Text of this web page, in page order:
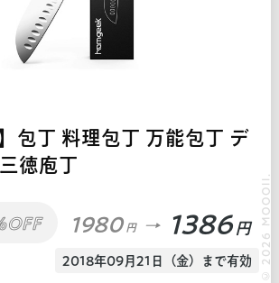
包丁 料理包丁 万能包丁 デ
徳庖丁
1980 円 1386 円
2018年09月21日（金）まで有効 © 2026 MOOOII.